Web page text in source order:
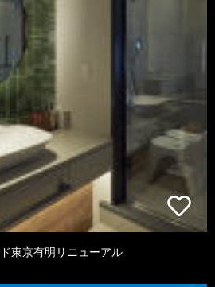
東京有明リニューアル